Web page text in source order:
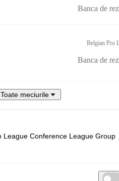
Banca de
Belgian Pro
Banca de
Toate meciurile